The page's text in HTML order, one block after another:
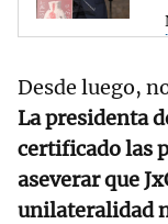
Desde luego,
La presidenta
certificado las
aseverar que
unilateralidad